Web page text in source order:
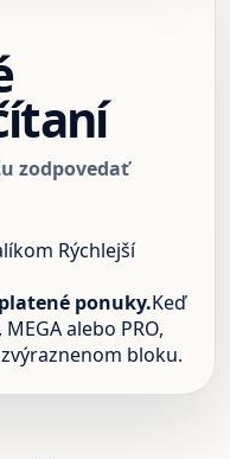
zodpovedať
Rýchlejší
ponuky.Keď
alebo PRO,
bloku.